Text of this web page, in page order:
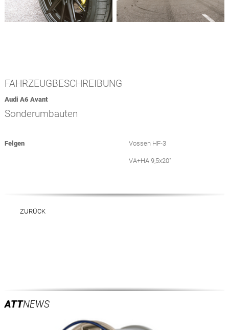
FAHRZEUGBESCHREIBUNG
Audi A6 Avant
Sonderumbauten
Felgen Vossen HF-3
VA+HA 9,5x20"
ZURÜCK
ATTNEWS